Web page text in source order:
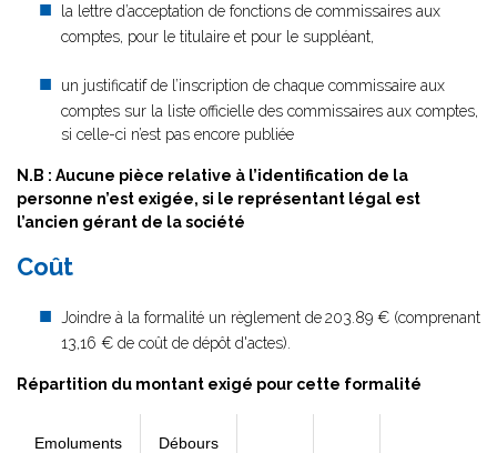
la lettre d’acceptation de fonctions de commissaires aux
comptes, pour le titulaire et pour le suppléant,
un justificatif de l’inscription de chaque commissaire aux
comptes sur la liste officielle des commissaires aux comptes,
si celle-ci n’est pas encore publiée
N.B : Aucune pièce relative à l’identification de la
personne n’est exigée, si le représentant légal est
l’ancien gérant de la société
Coût
Joindre à la formalité un règlement de203.89 € (comprenant
13,16 € de coût de dépôt d'actes).
Répartition du montant exigé pour cette formalité
Emoluments Débours